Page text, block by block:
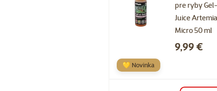
pre ryby
Juice
Micro 50 ml
Cena
9,99 €
💛 Novinka